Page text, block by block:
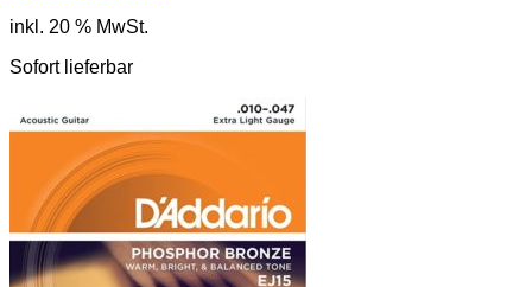
inkl. 20 % MwSt.
Sofort lieferbar